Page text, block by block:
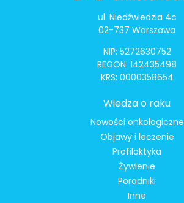
ul. Niedźwiedzia 4c
02-737 Warszawa
NIP: 5272630752
REGON: 142435498
KRS: 0000358654
Wiedza o raku
Nowości onkologiczne
Objawy i leczenie
Profilaktyka
Żywienie
Poradniki
Inne